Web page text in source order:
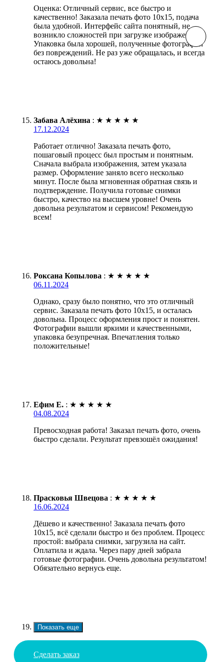
Оценка: Отличный сервис, все быстро и
качественно! Заказала печать фото 10х15, подача
была удобной. Интерфейс сайта понятный, не
возникло сложностей при загрузке изображений.
Упаковка была хорошей, полученные фотографии
без повреждений. Не раз уже обращалась, и всегда
остаюсь довольна!
Забава Алёхина : ★ ★ ★ ★ ★
17.12.2024
Работает отлично! Заказала печать фото,
пошаговый процесс был простым и понятным.
Сначала выбрала изображения, затем указала
размер. Оформление заняло всего несколько
минут. После была мгновенная обратная связь и
подтверждение. Получила готовые снимки
быстро, качество на высшем уровне! Очень
довольна результатом и сервисом! Рекомендую
всем!
Роксана Копылова : ★ ★ ★ ★ ★
06.11.2024
Однако, сразу было понятно, что это отличный
сервис. Заказала печать фото 10х15, и осталась
довольна. Процесс оформления прост и понятен.
Фотографии вышли яркими и качественными,
упаковка безупречная. Впечатления только
положительные!
Ефим Е. : ★ ★ ★ ★ ★
04.08.2024
Превосходная работа! Заказал печать фото, очень
быстро сделали. Результат превзошёл ожидания!
Прасковья Швецова : ★ ★ ★ ★ ★
16.06.2024
Дёшево и качественно! Заказала печать фото
10х15, всё сделали быстро и без проблем. Процесс
простой: выбрала снимки, загрузила на сайт.
Оплатила и ждала. Через пару дней забрала
готовые фотографии. Очень довольна результатом!
Обязательно вернусь еще.
Показать еще
Сделать заказ